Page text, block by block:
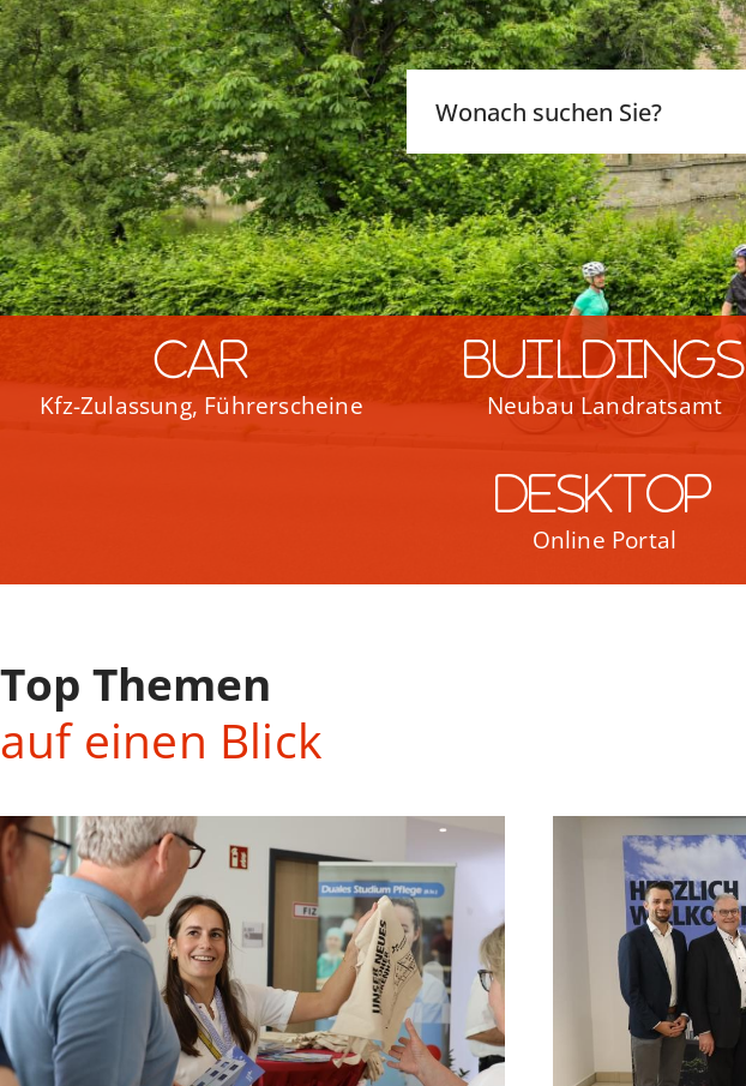
car
Kfz-Zulassung, Führerscheine
buildings
Neubau Landratsamt
desktop
Online Portal
Top Themen
auf einen Blick